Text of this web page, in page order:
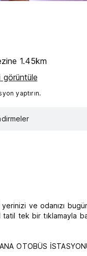
1.45km
görüntüle
yaptırın.
ve odanızı
tek bir tıklamayla
OTOBÜS